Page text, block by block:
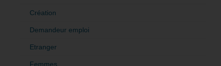
Création
Demandeur emploi
Etranger
Femmes